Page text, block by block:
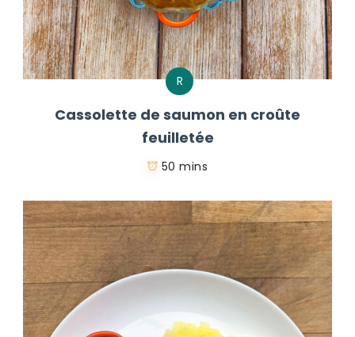
R
Cassolette de saumon en croûte
feuilletée
50 mins